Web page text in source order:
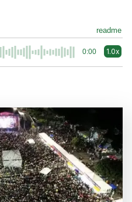
readme
0:00 1.0x